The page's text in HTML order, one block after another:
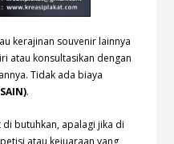
kerajinan souvenir lainnya
atau konsultasikan dengan
Tidak ada biaya
.
butuhkan, apalagi jika di
atau kejuaraan yang